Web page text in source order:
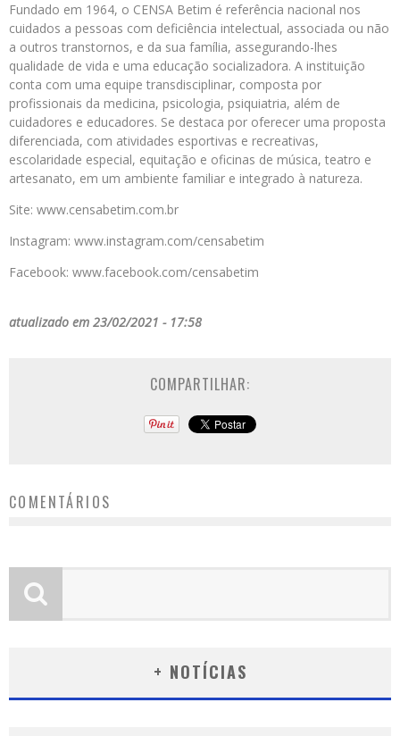
Fundado em 1964, o CENSA Betim é referência nacional nos
cuidados a pessoas com deficiência intelectual, associada ou não
a outros transtornos, e da sua família, assegurando-lhes
qualidade de vida e uma educação socializadora. A instituição
conta com uma equipe transdisciplinar, composta por
profissionais da medicina, psicologia, psiquiatria, além de
cuidadores e educadores. Se destaca por oferecer uma proposta
diferenciada, com atividades esportivas e recreativas,
escolaridade especial, equitação e oficinas de música, teatro e
artesanato, em um ambiente familiar e integrado à natureza.
Site: www.censabetim.com.br
Instagram: www.instagram.com/censabetim
Facebook: www.facebook.com/censabetim
atualizado em 23/02/2021 - 17:58
COMPARTILHAR:
COMENTÁRIOS
+ NOTÍCIAS